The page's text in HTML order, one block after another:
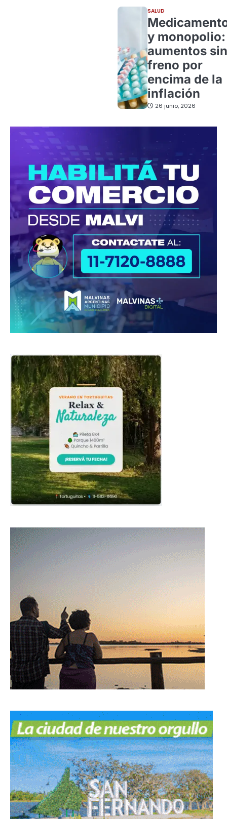
SALUD
y monopolio:
aumentos sin
freno por
encima de la
inflación
26 junio, 2026